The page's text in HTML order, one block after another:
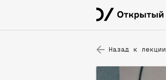
Назад к лекции